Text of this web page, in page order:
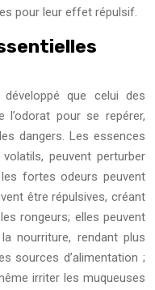
pour leur effet répulsif.
que celui des
l’odorat pour se repérer,
dangers. Les essences
peuvent perturber
fortes odeurs peuvent
être répulsives, créant
rongeurs; elles peuvent
nourriture, rendant plus
sources d’alimentation ;
irriter les muqueuses